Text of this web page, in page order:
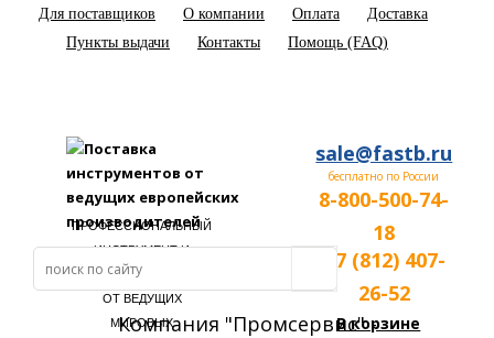
Для поставщиков О компании Оплата
Доставка
Пункты выдачи
Контакты Помощь (FAQ)
ПРОФЕССИОНАЛЬНЫЙ
ИНСТРУМЕНТ И
ОБОРУДОВАНИЕ
ОТ ВЕДУЩИХ
МИРОВЫХ
sale@fastb.ru
бесплатно по России
8-800-500-74-
18
+7 (812) 407-
26-52
В корзине
Компания "Промсервис" -